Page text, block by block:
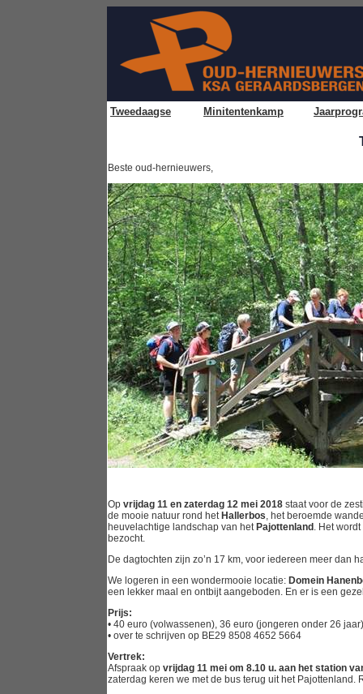
Tweedaagse Minitentenkamp
Beste oud-hernieuwers,
Op vrijdag 11 en zaterdag 12 mei 2018 staat voor de
de mooie natuur rond het Hallerbos, het beroemde
heuvelachtige landschap van het Pajottenland . Het
bezocht.
De dagtochten zijn zo’n 17 km, voor iedereen meer dan
We logeren in een wondermooie locatie: Domein
een lekker maal en ontbijt aangeboden. En er is een
Prijs:
• 40 euro (volwassenen), 36 euro (jongeren onder 26 jaar)
• over te schrijven op BE29 8508 4652 5664
Vertrek:
Afspraak op vrijdag 11 mei om 8.10 u. aan het station
zaterdag keren we met de bus terug uit het Pajottenland.